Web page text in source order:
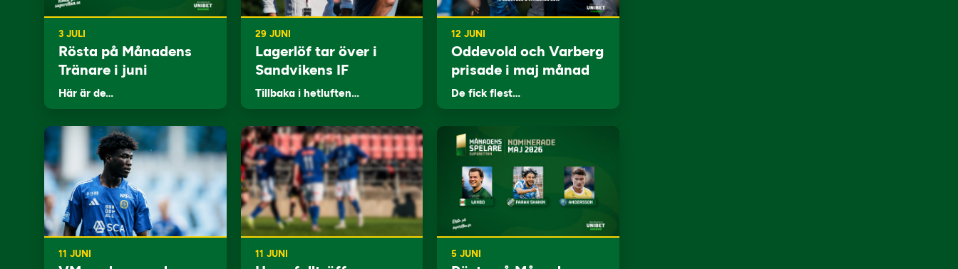
3 JULI
Rösta på Månadens
Tränare i juni
Här är de…
29 JUNI
Lagerlöf tar över i
Sandvikens IF
Tillbaka i hetluften…
12 JUNI
Oddevold och Varberg
prisade i maj månad
De fick flest…
11 JUNI 11 JUNI 5 JUNI